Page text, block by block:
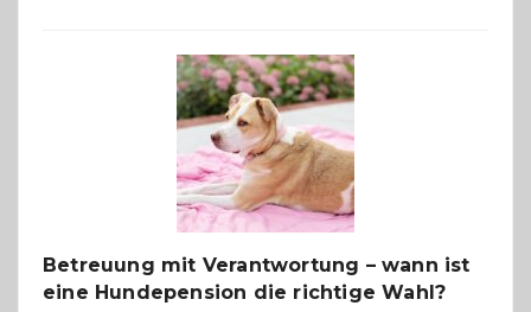
Betreuung mit Verantwortung – wann ist
eine Hundepension die richtige Wahl?